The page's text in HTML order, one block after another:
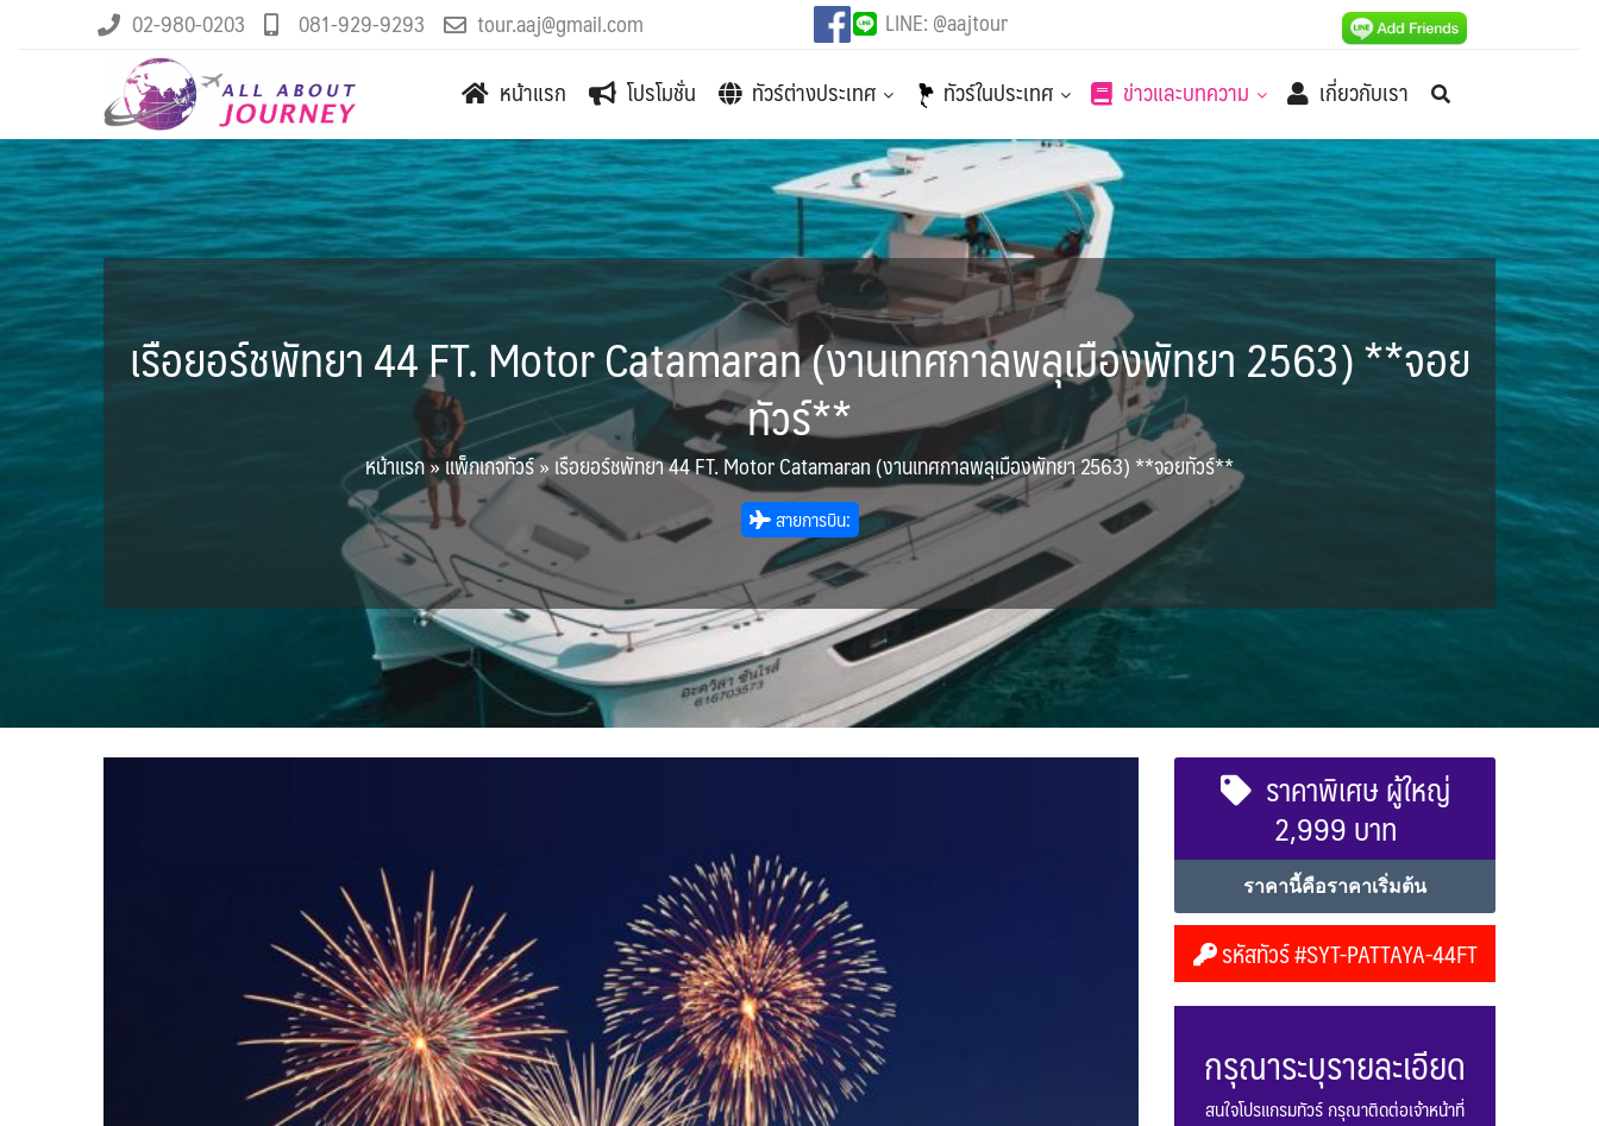
02-980-0203 081-929-9293 tour.aaj@gmail.com LINE: @aajtour
หน้าแรก โปรโมชั่น ทัวร์ต่างประเทศ ทัวร์ในประเทศ ข่าวและบทความ เกี่ยวกับเรา
เรือยอร์ชพัทยา 44 FT. Motor Catamaran (งานเทศกาลพลุเมืองพัทยา 2563) **จอย
ทัวร์**
หน้าแรก»แพ็กเกจทัวร์»เรือยอร์ชพัทยา 44 FT. Motor Catamaran (งานเทศกาลพลุเมืองพัทยา 2563) **จอยทัวร์**
สายการบิน:
ราคาพิเศษ ผู้ใหญ่
2,999 บาท
ราคานี้คือราคาเริ่มต้น
รหัสทัวร์ #SYT-PATTAYA-44FT
กรุณาระบุรายละเอียด
สนใจโปรแกรมทัวร์ กรุณาติดต่อเจ้าหน้าที่